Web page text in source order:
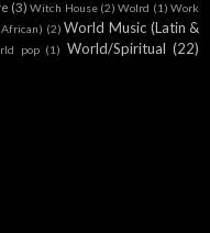
(3) Witch House (2) Wolrd (1) Work
(2) World Music (Latin &
pop (1) World/Spiritual (22)